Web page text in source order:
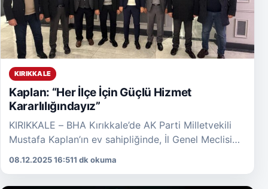
KIRIKKALE
Kaplan: “Her İlçe İçin Güçlü Hizmet
Kararlılığındayız”
KIRIKKALE – BHA Kırıkkale’de AK Parti Milletvekili
Mustafa Kaplan’ın ev sahipliğinde, İl Genel Meclisi
Başkanı ve ilçe belediye başkanlarının katılımıyla
08.12.2025 16:511 dk okuma